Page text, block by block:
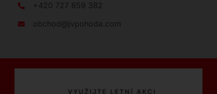
+420 727 859 382
obchod@jvpohoda.com